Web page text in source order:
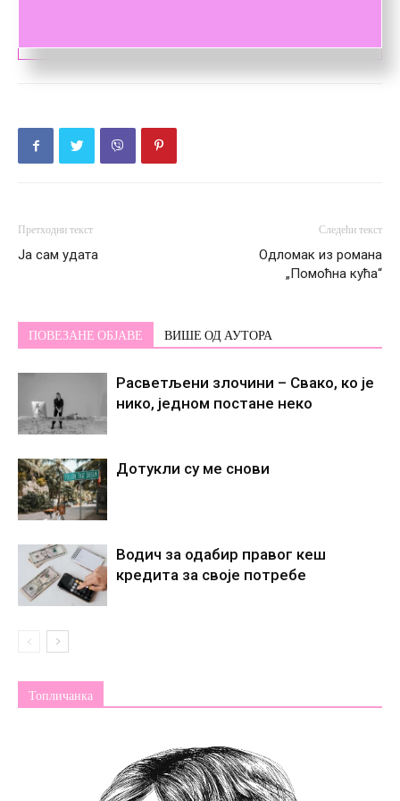
Претходни текст
Ја сам удата
Следећи текст
Одломак из романа
„Помоћна кућа“
ПОВЕЗАНЕ ОБЈАВЕ ВИШЕ ОД АУТОРА
Расветљени злочини – Свако, ко је
нико, једном постане некo
Дотукли су ме снови
Водич за одабир правог кеш
кредита за своје потребе
Топличанка